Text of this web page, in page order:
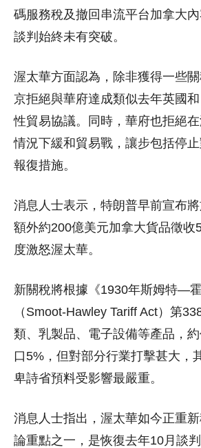
碼服務稅及撤回串流平台加拿大
談判始終未有突破。
渥太華方面認為，除非獲得一些
京拒絕與華府達成類似去年英國
性貿易協議。同時，華府也拒絕
情況下緩和貿易戰，讓步包括停
報復措施。
消息人士表示，特朗普早前宣布
額外約200億美元加拿大貨品徵收
度激怒渥太華。
新關稅將根據《1930年斯姆特—霍
（Smoot-Hawley Tariff Act）第
類、乳製品、電子設備等產品，
口5%，但對部分行業打擊甚大，
卑詩省預料受影響最嚴重。
消息人士指出，渥太華如今正重
論重點之一，是恢復去年10月談